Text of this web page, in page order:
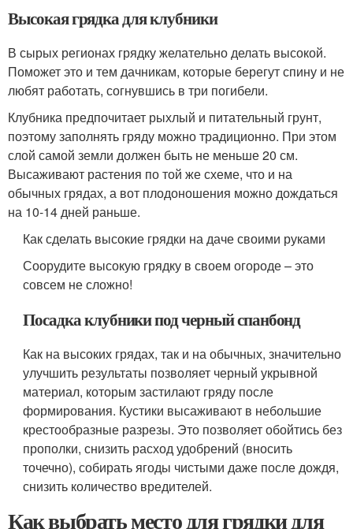
Высокая грядка для клубники
В сырых регионах грядку желательно делать высокой.
Поможет это и тем дачникам, которые берегут спину и не
любят работать, согнувшись в три погибели.
Клубника предпочитает рыхлый и питательный грунт,
поэтому заполнять гряду можно традиционно. При этом
слой самой земли должен быть не меньше 20 см.
Высаживают растения по той же схеме, что и на
обычных грядах, а вот плодоношения можно дождаться
на 10-14 дней раньше.
Как сделать высокие грядки на даче своими руками
Соорудите высокую грядку в своем огороде – это
совсем не сложно!
Посадка клубники под черный спанбонд
Как на высоких грядах, так и на обычных, значительно
улучшить результаты позволяет черный укрывной
материал, которым застилают гряду после
формирования. Кустики высаживают в небольшие
крестообразные разрезы. Это позволяет обойтись без
прополки, снизить расход удобрений (вносить
точечно), собирать ягоды чистыми даже после дождя,
снизить количество вредителей.
Как выбрать место для грядки для